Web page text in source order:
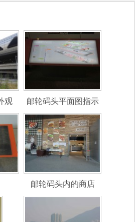
观 邮轮码头平面图指示
邮轮码头内的商店